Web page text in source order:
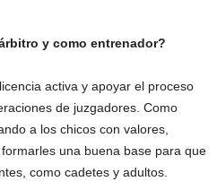
y como entrenador?
activa y apoyar el proceso
de juzgadores. Como
a los chicos con valores,
una buena base para que
como cadetes y adultos.